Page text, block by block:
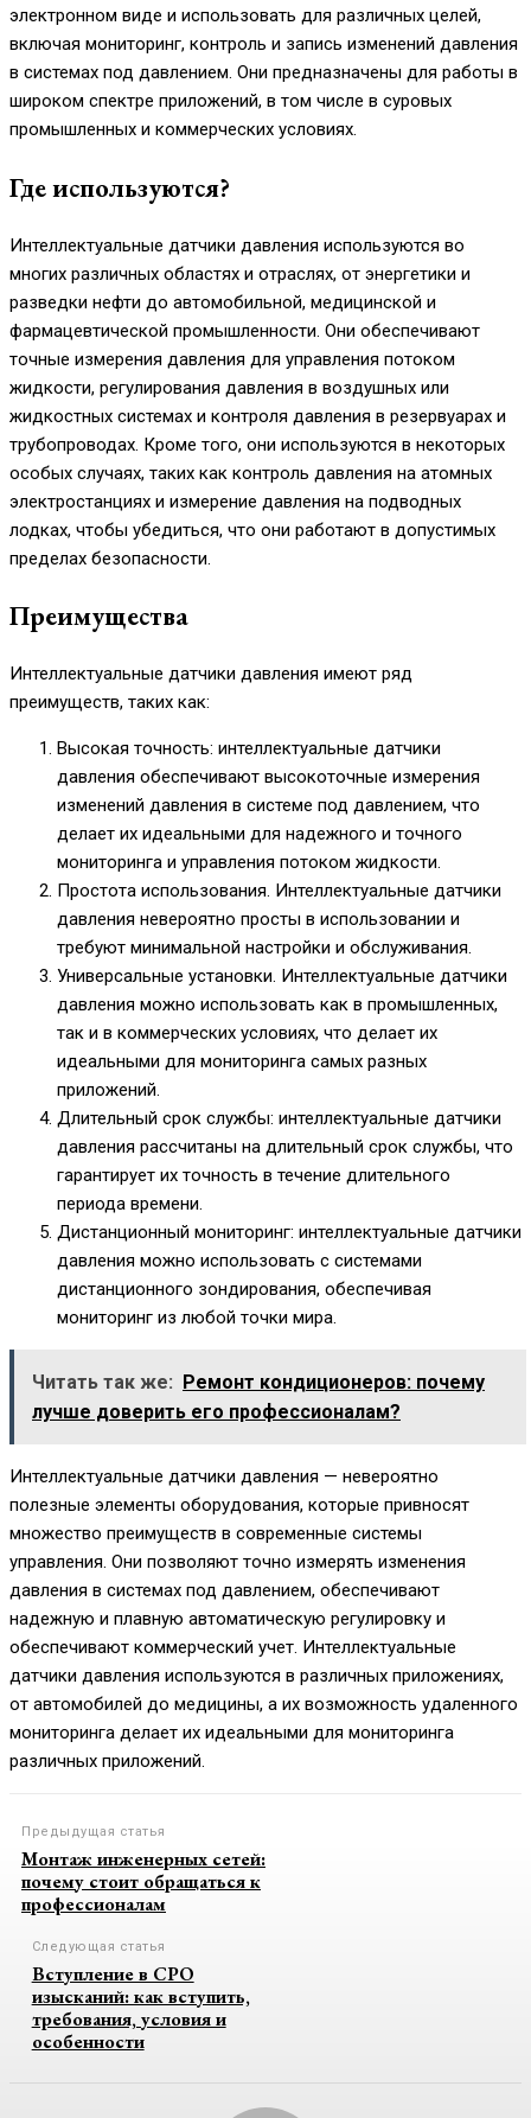
электронном виде и использовать для различных целей,
включая мониторинг, контроль и запись изменений давления
в системах под давлением. Они предназначены для работы в
широком спектре приложений, в том числе в суровых
промышленных и коммерческих условиях.
Где используются?
Интеллектуальные датчики давления используются во
многих различных областях и отраслях, от энергетики и
разведки нефти до автомобильной, медицинской и
фармацевтической промышленности. Они обеспечивают
точные измерения давления для управления потоком
жидкости, регулирования давления в воздушных или
жидкостных системах и контроля давления в резервуарах и
трубопроводах. Кроме того, они используются в некоторых
особых случаях, таких как контроль давления на атомных
электростанциях и измерение давления на подводных
лодках, чтобы убедиться, что они работают в допустимых
пределах безопасности.
Преимущества
Интеллектуальные датчики давления имеют ряд
преимуществ, таких как:
Высокая точность: интеллектуальные датчики
давления обеспечивают высокоточные измерения
изменений давления в системе под давлением, что
делает их идеальными для надежного и точного
мониторинга и управления потоком жидкости.
Простота использования. Интеллектуальные датчики
давления невероятно просты в использовании и
требуют минимальной настройки и обслуживания.
Универсальные установки. Интеллектуальные датчики
давления можно использовать как в промышленных,
так и в коммерческих условиях, что делает их
идеальными для мониторинга самых разных
приложений.
Длительный срок службы: интеллектуальные датчики
давления рассчитаны на длительный срок службы, что
гарантирует их точность в течение длительного
периода времени.
Дистанционный мониторинг: интеллектуальные датчики
давления можно использовать с системами
дистанционного зондирования, обеспечивая
мониторинг из любой точки мира.
Читать так же: Ремонт кондиционеров: почему
лучше доверить его профессионалам?
Интеллектуальные датчики давления — невероятно
полезные элементы оборудования, которые привносят
множество преимуществ в современные системы
управления. Они позволяют точно измерять изменения
давления в системах под давлением, обеспечивают
надежную и плавную автоматическую регулировку и
обеспечивают коммерческий учет. Интеллектуальные
датчики давления используются в различных приложениях,
от автомобилей до медицины, а их возможность удаленного
мониторинга делает их идеальными для мониторинга
различных приложений.
Предыдущая статья
Монтаж инженерных сетей:
почему стоит обращаться к
профессионалам
Следующая статья
Вступление в СРО
изысканий: как вступить,
требования, условия и
особенности